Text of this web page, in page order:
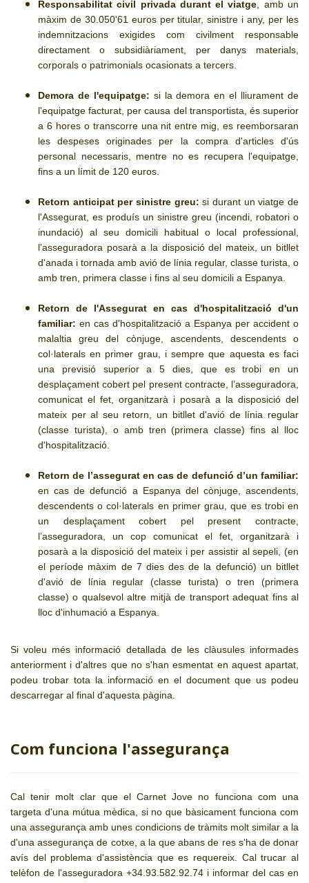
Responsabilitat civil privada durant el viatge , amb un
màxim de 30.050'61 euros per titular, sinistre i any, per les
indemnitzacions exigides com civilment responsable
directament o subsidiàriament, per danys materials,
corporals o patrimonials ocasionats a tercers.
Demora de l'equipatge: si la demora en el lliurament de
l'equipatge facturat, per causa del transportista, és superior
a 6 hores o transcorre una nit entre mig, es reemborsaran
les despeses originades per la compra d'articles d'ús
personal necessaris, mentre no es recupera l'equipatge,
fins a un límit de 120 euros.
Retorn anticipat per sinistre greu: si durant un viatge de
l'Assegurat, es produís un sinistre greu (incendi, robatori o
inundació) al seu domicili habitual o local professional,
l’asseguradora posarà a la disposició del mateix, un bitllet
d'anada i tornada amb avió de línia regular, classe turista, o
amb tren, primera classe i fins al seu domicili a Espanya.
Retorn de l'Assegurat en cas d'hospitalització d'un
familiar: en cas d'hospitalització a Espanya per accident o
malaltia greu del cònjuge, ascendents, descendents o
col·laterals en primer grau, i sempre que aquesta es faci
una previsió superior a 5 dies, que es trobi en un
desplaçament cobert pel present contracte, l’asseguradora,
comunicat el fet, organitzarà i posarà a la disposició del
mateix per al seu retorn, un bitllet d'avió de línia regular
(classe turista), o amb tren (primera classe) fins al lloc
d'hospitalització.
Retorn de l’assegurat en cas de defunció d’un familiar:
en cas de defunció a Espanya del cònjuge, ascendents,
descendents o col·laterals en primer grau, que es trobi en
un desplaçament cobert pel present contracte,
l’asseguradora, un cop comunicat el fet, organitzarà i
posarà a la disposició del mateix i per assistir al sepeli, (en
el període màxim de 7 dies des de la defunció) un bitllet
d'avió de línia regular (classe turista) o tren (primera
classe) o qualsevol altre mitjà de transport adequat fins al
lloc d'inhumació a Espanya.
Si voleu més informació detallada de les clàusules informades
anteriorment i d'altres que no s'han esmentat en aquest apartat,
podeu trobar tota la informació en el document que us podeu
descarregar al final d'aquesta pàgina.
Com funciona l'assegurança
Cal tenir molt clar que el Carnet Jove no funciona com una
targeta d'una mútua mèdica, si no que bàsicament funciona com
una assegurança amb unes condicions de tràmits molt similar a la
d'una assegurança de cotxe, a la que abans de res s'ha de donar
avís del problema d'assistència que es requereix. Cal trucar al
telèfon de l'asseguradora +34.93.582.92.74 i informar del cas en